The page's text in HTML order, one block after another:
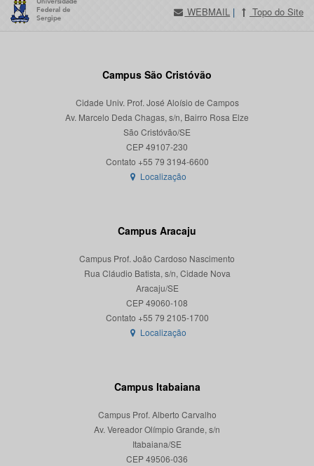
WEBMAIL | Topo do Site
Campus São Cristóvão
Cidade Univ. Prof. José Aloísio de Campos
Av. Marcelo Deda Chagas, s/n, Bairro Rosa Elze
São Cristóvão/SE
CEP 49107-230
Localização
Campus Aracaju
Campus Prof. João Cardoso Nascimento
Rua Cláudio Batista, s/n, Cidade Nova
Aracaju/SE
CEP 49060-108
Localização
Campus Itabaiana
Campus Prof. Alberto Carvalho
Av. Vereador Olímpio Grande, s/n
Itabaiana/SE
CEP 49506-036